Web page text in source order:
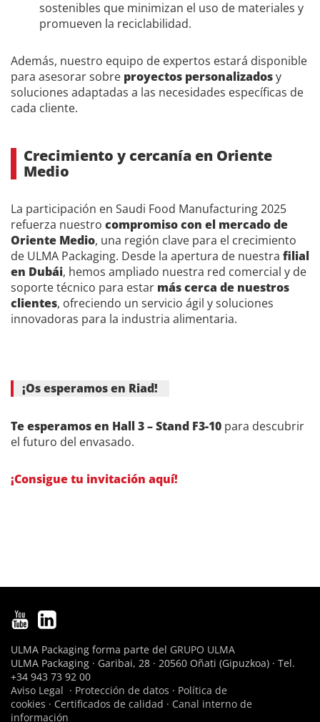
sostenibles que minimizan el uso de materiales y
promueven la reciclabilidad.
Además, nuestro equipo de expertos estará disponible
para asesorar sobre proyectos personalizadosy
soluciones adaptadas a las necesidades específicas de
cada cliente.
Crecimiento y cercanía en Oriente
Medio
La participación en Saudi Food Manufacturing 2025
refuerza nuestro compromiso con el mercado de
Oriente Medio, una región clave para el crecimiento
de ULMA Packaging. Desde la apertura de nuestra filial
en Dubái, hemos ampliado nuestra red comercial y de
soporte técnico para estar más cerca de nuestros
clientes, ofreciendo un servicio ágil y soluciones
innovadoras para la industria alimentaria.
¡Os esperamos en Riad!
Te esperamos en Hall 3 – Stand F3-10 para descubrir
el futuro del envasado.
¡Consigue tu invitación aquí!
ULMA Packaging forma parte del GRUPO ULMA
ULMA Packaging · Garibai, 28 · 20560 Oñati (Gipuzkoa) · Tel.
+34 943 73 92 00
Aviso Legal · Protección de datos · Política de
cookies · Certificados de calidad · Canal interno de
información